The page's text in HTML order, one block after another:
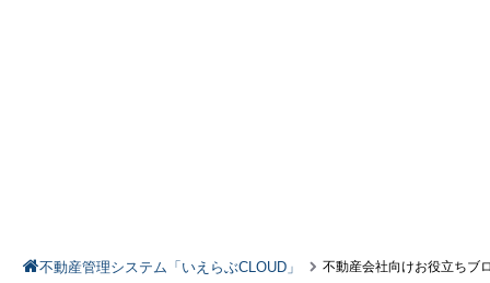
不動産管理システム「いえらぶCLOUD」 不動産会社向けお役立ちブ